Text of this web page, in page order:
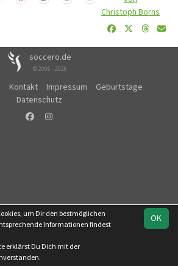
Christoph Borns
soccero.de
© 2006 - 2026
Kontakt Impressum
Geburtstage
Datenschutz
OK
um Dir den bestmöglichen
Informationen findest
erklärst Du Dich mit der